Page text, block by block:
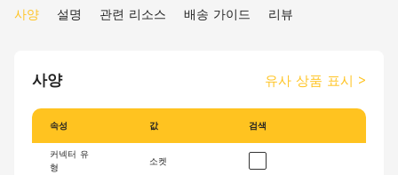
사양 설명 관련 리소스 배송 가이드 리뷰
사양 유사 상품 표시 >
속성 값 검색
커넥터 유
형
소켓